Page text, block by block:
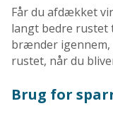
Får du afdækket
langt bedre rustet
brænder igennem,
rustet, når du
Brug for